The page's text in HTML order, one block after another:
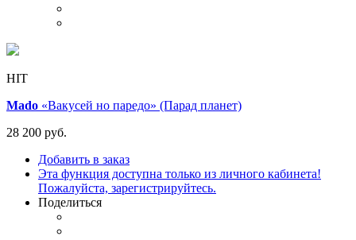
HIT
Mado «Вакусей но паредо» (Парад планет)
28 200 руб.
Добавить в заказ
Эта функция доступна только из личного кабинета!
Пожалуйста, зарегистрируйтесь.
Поделиться